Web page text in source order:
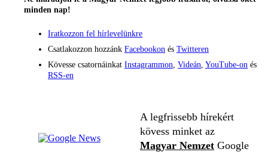
minden nap!
Iratkozzon fel hírlevelünkre
Csatlakozzon hozzánk Facebookon és Twitteren
Kövesse csatornáinkat Instagrammon, Videán, YouTube-on és
RSS-en
A legfrissebb hírekért
kövess minket az
Magyar Nemzet Google